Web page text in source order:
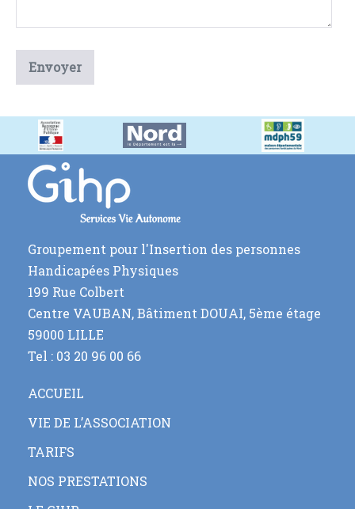
Groupement pour l'Insertion des personnes
Handicapées Physiques
199 Rue Colbert
Centre VAUBAN, Bâtiment DOUAI, 5ème étage
59000 LILLE
Tel : 03 20 96 00 66
ACCUEIL
VIE DE L’ASSOCIATION
TARIFS
NOS PRESTATIONS